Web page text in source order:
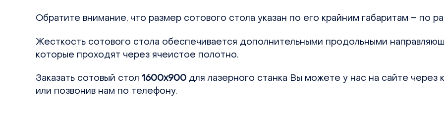
Обратите внимание, что размер сотового стола указан по его крайним габаритам – по
Жесткость сотового стола обеспечивается дополнительными продольными
которые проходят через ячеистое полотно.
Заказать сотовый стол 1600х900для лазерного станка Вы можете у нас на сайте через
или позвонив нам по телефону.